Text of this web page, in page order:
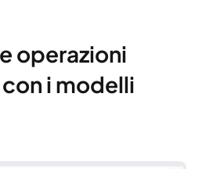
operazioni
i modelli